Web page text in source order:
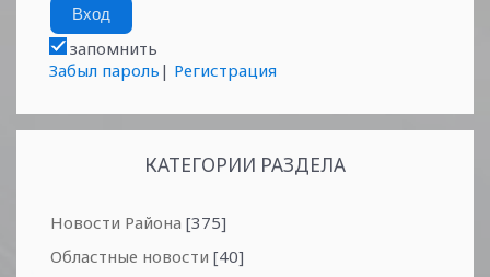
запомнить
Забыл пароль | Регистрация
КАТЕГОРИИ РАЗДЕЛА
Новости Района [375]
Областные новости [40]